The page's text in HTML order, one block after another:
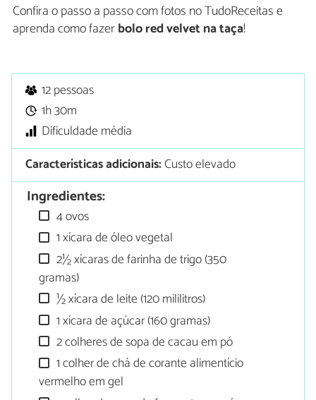
Confira o passo a passo com fotos no TudoReceitas e
aprenda como fazerbolo red velvet na taça!
12 pessoas
1h 30m
Dificuldade média
Características adicionais:Custo elevado
Ingredientes:
4 ovos
1 xícara de óleo vegetal
2½ xícaras de farinha de trigo (350
gramas)
½ xícara de leite (120 mililitros)
1 xícara de açúcar (160 gramas)
2 colheres de sopa de cacau em pó
1 colher de chá de corante alimentício
vermelho em gel